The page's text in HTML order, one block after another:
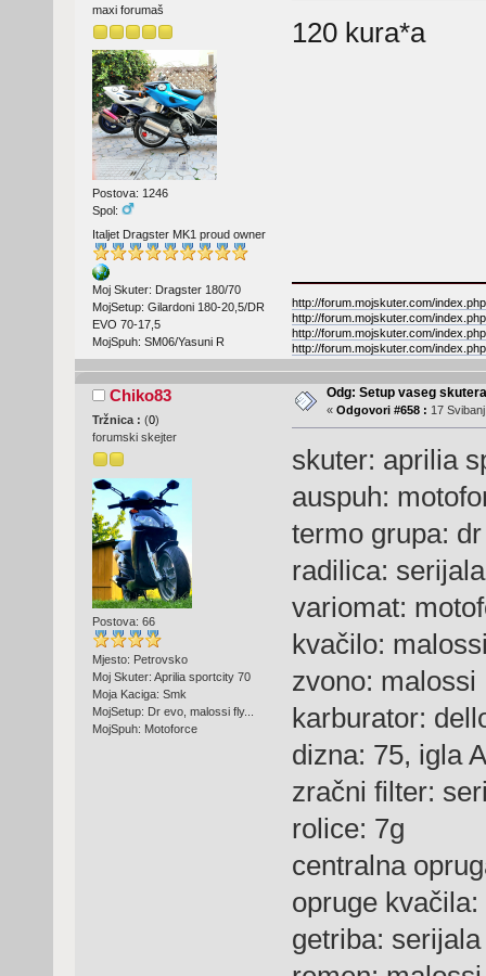
maxi forumaš
Postova: 1246
Spol:
Italjet Dragster MK1 proud owner
Moj Skuter: Dragster 180/70
MojSetup: Gilardoni 180-20,5/DR
EVO 70-17,5
MojSpuh: SM06/Yasuni R
120 kura*a
http://forum.mojskuter.com/
http://forum.mojskuter.com/
http://forum.mojskuter.com/
http://forum.mojskuter.com/
Chiko83
Tržnica : (0)
forumski skejter
Postova: 66
Mjesto: Petrovsko
Moj Skuter: Aprilia sportcity 70
Moja Kaciga: Smk
MojSetup: Dr evo, malossi fly...
MojSpuh: Motoforce
Odg: Setup vaseg skutera
« Odgovori #658 : 17
skuter: aprilia
auspuh:
termo grupa:
radilica: serijala
variomat:
kvačilo:
zvono: malossi
karburator:
dizna: 75, igla
zračni filter:
rolice: 7g
centralna
opruge
getriba: serijala